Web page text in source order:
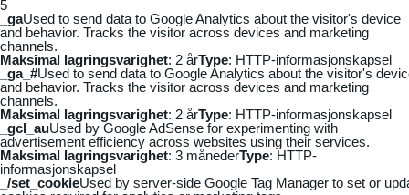
5
_gaUsed to send data to Google Analytics about the visitor's device
and behavior. Tracks the visitor across devices and marketing
channels.
Maksimal lagringsvarighet: 2 årType: HTTP-informasjonskapsel
_ga_#Used to send data to Google Analytics about the visitor's
and behavior. Tracks the visitor across devices and marketing
channels.
Maksimal lagringsvarighet: 2 årType: HTTP-informasjonskapsel
_gcl_auUsed by Google AdSense for experimenting with
advertisement efficiency across websites using their services.
Maksimal lagringsvarighet: 3 månederType: HTTP-
informasjonskapsel
_/set_cookieUsed by server-side Google Tag Manager to set or